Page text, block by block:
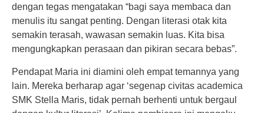
dengan tegas mengatakan “bagi saya membaca dan
menulis itu sangat penting. Dengan literasi otak kita
semakin terasah, wawasan semakin luas. Kita bisa
mengungkapkan perasaan dan pikiran secara bebas”.
Pendapat Maria ini diamini oleh empat temannya yang
lain. Mereka berharap agar ‘segenap civitas academica
SMK Stella Maris, tidak pernah berhenti untuk bergaul